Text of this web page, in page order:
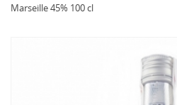
Marseille 45% 100 cl